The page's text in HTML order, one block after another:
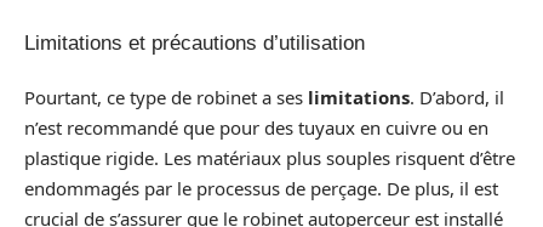
Limitations et précautions d’utilisation
Pourtant, ce type de robinet a ses limitations. D’abord, il
n’est recommandé que pour des tuyaux en cuivre ou en
plastique rigide. Les matériaux plus souples risquent d’être
endommagés par le processus de perçage. De plus, il est
crucial de s’assurer que le robinet autoperceur est installé